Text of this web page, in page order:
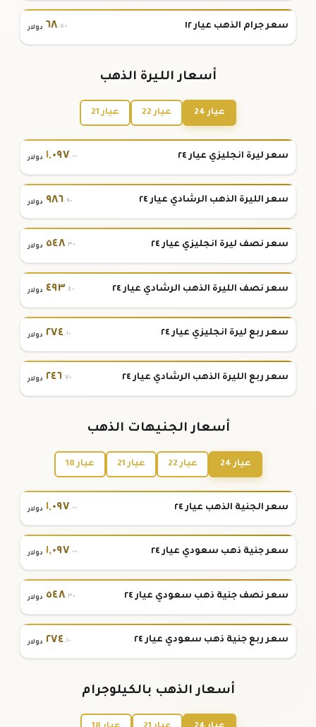
سعر جرام الذهب عيار ١٢ ٦٨.٥٠ دولار
أسعار الليرة الذهب
عيار 24 عيار 22 عيار 21
سعر ليرة انجليزي عيار ٢٤ ١,٠٩٧.٠٠ دولار
سعر الليرة الذهب الرشادي عيار ٢٤ ٩٨٦.٩٠ دولار
سعر نصف ليرة انجليزي عيار ٢٤ ٥٤٨.٣٠ دولار
سعر نصف الليرة الذهب الرشادي عيار ٢٤ ٤٩٣.٤٠ دولار
سعر ربع ليرة انجليزي عيار ٢٤ ٢٧٤.١٠ دولار
سعر ربع الليرة الذهب الرشادي عيار ٢٤ ٢٤٦.٧٠ دولار
أسعار الجنيهات الذهب
عيار 24 عيار 22 عيار 21 عيار 18
سعر الجنية الذهب عيار ٢٤ ١,٠٩٧.٠٠ دولار
سعر جنية ذهب سعودي عيار ٢٤ ١,٠٩٧.٠٠ دولار
سعر نصف جنية ذهب سعودي عيار ٢٤ ٥٤٨.٣٠ دولار
سعر ربع جنية ذهب سعودي عيار ٢٤ ٢٧٤.١٠ دولار
أسعار الذهب بالكيلوجرام